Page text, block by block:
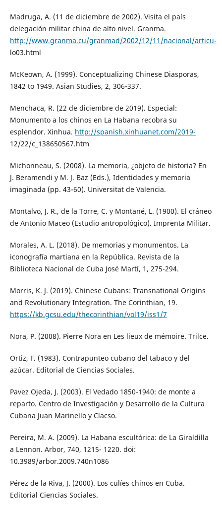
Madruga, A. (11 de diciembre de 2002). Visita el país
delegación militar china de alto nivel. Granma.
http://www.granma.cu/granmad/2002/12/11/nacional/articu-
lo03.html
McKeown, A. (1999). Conceptualizing Chinese Diasporas,
1842 to 1949. Asian Studies, 2, 306-337.
Menchaca, R. (22 de diciembre de 2019). Especial:
Monumento a los chinos en La Habana recobra su
esplendor. Xinhua. http://spanish.xinhuanet.com/2019-
12/22/c_138650567.htm
Michonneau, S. (2008). La memoria, ¿objeto de historia? En
J. Beramendi y M. J. Baz (Eds.), Identidades y memoria
imaginada (pp. 43-60). Universitat de Valencia.
Montalvo, J. R., de la Torre, C. y Montané, L. (1900). El cráneo
de Antonio Maceo (Estudio antropológico). Imprenta Militar.
Morales, A. L. (2018). De memorias y monumentos. La
iconografía martiana en la República. Revista de la
Biblioteca Nacional de Cuba José Martí, 1, 275-294.
Morris, K. J. (2019). Chinese Cubans: Transnational Origins
and Revolutionary Integration. The Corinthian, 19.
https://kb.gcsu.edu/thecorinthian/vol19/iss1/7
Nora, P. (2008). Pierre Nora en Les lieux de mémoire. Trilce.
Ortiz, F. (1983). Contrapunteo cubano del tabaco y del
azúcar. Editorial de Ciencias Sociales.
Pavez Ojeda, J. (2003). El Vedado 1850-1940: de monte a
reparto. Centro de Investigación y Desarrollo de la Cultura
Cubana Juan Marinello y Clacso.
Pereira, M. A. (2009). La Habana escultórica: de La Giraldilla
a Lennon. Arbor, 740, 1215- 1220. doi:
10.3989/arbor.2009.740n1086
Pérez de la Riva, J. (2000). Los culíes chinos en Cuba.
Editorial Ciencias Sociales.